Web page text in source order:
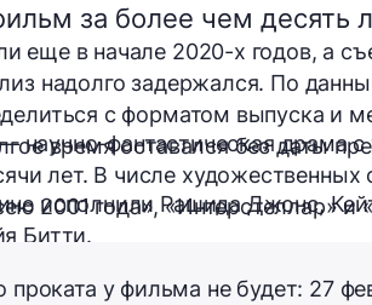
за более чем десять
еще в начале 2020-х годов, а
надолго задержался. По
с форматом выпуска и
время оставался без даты
научно-фантастическая
лет. В числе художественных
2001 года», «Интерстеллар» и
исполнили Рашида Джонс,
Битти.
проката у фильма не будет: 27